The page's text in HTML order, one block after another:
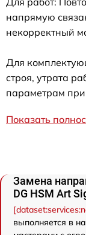
напрямую
некорректный
Для
строя, утрата
параметрам
Показать
Замена
DG HSM Art
выполняется в